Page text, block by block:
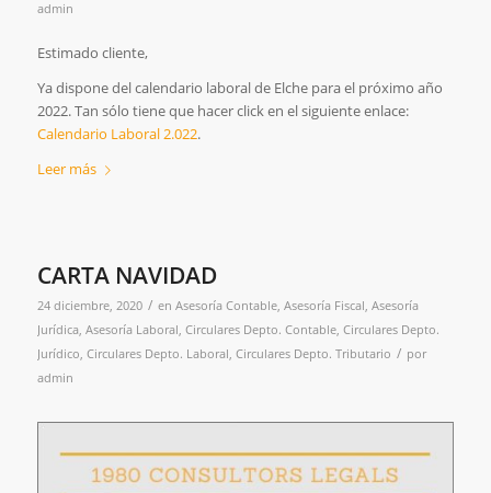
admin
Estimado cliente,
Ya dispone del calendario laboral de Elche para el próximo año
2022. Tan sólo tiene que hacer click en el siguiente enlace:
Calendario Laboral 2.022.
Leer más
CARTA NAVIDAD
24 diciembre, 2020 / en Asesoría Contable, Asesoría Fiscal Asesoría
Jurídica, Asesoría Laboral Circulares Depto. Contable, Circulares Depto.
Jurídico Circulares Depto. Laboral Circulares Depto. Tributario / por
admin